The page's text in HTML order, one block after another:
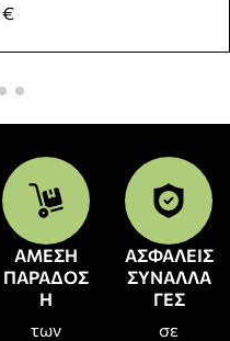
€
ΑΜΕΣΗ
ΠΑΡΑΔΟΣ
Η
των
ΑΣΦΑΛΕΙΣ
ΣΥΝΑΛΛΑ
ΓΕΣ
σε